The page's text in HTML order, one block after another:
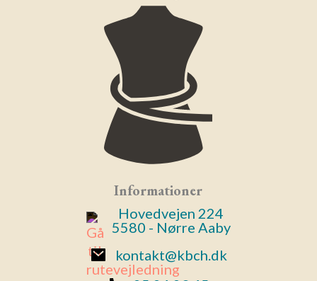
Informationer
Hovedvejen 224
5580 - Nørre Aaby
kontakt@kbch.dk